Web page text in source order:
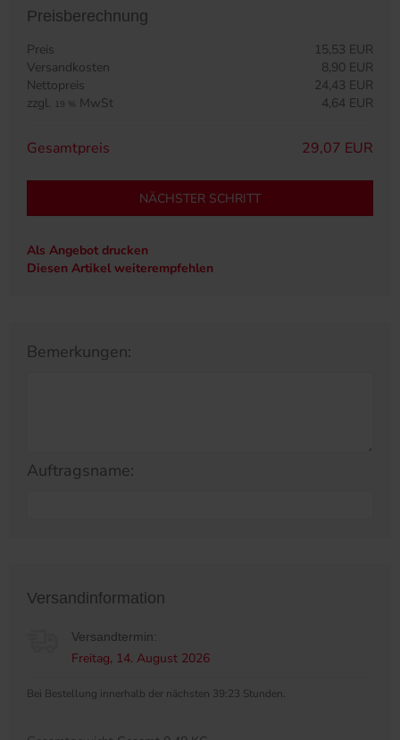
Preisberechnung
Preis
15,53 EUR
Versandkosten
8,90 EUR
Nettopreis
24,43 EUR
zzgl. 19 % MwSt 4,64 EUR
Gesamtpreis 29,07 EUR
NÄCHSTER SCHRITT
Als Angebot drucken
Diesen Artikel weiterempfehlen
Bemerkungen:
Auftragsname:
Versandinformation
Versandtermin:
Freitag, 14. August 2026
Bei Bestellung innerhalb der nächsten 39:23 Stunden.